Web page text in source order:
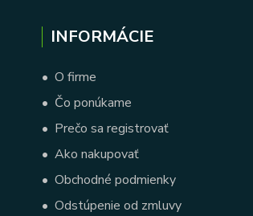
INFORMÁCIE
• O firme
• Čo ponúkame
• Prečo sa registrovať
• Ako nakupovať
• Obchodné podmienky
• Odstúpenie od zmluvy